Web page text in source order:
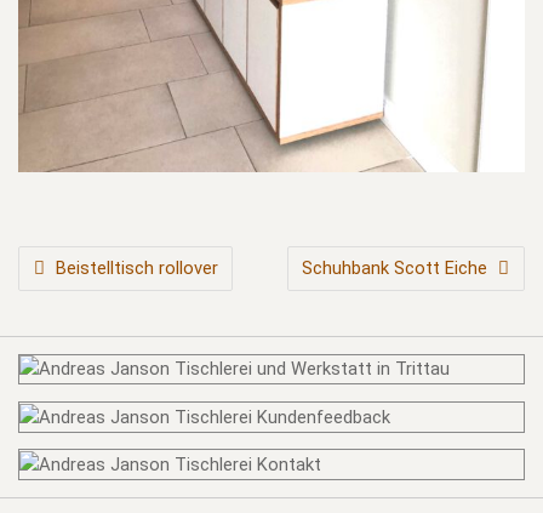
BEITRAGSNAVIGATIONBeistelltisch rollover Schuhbank Scott Eiche